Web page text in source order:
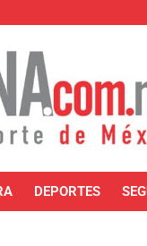
DEPORTES